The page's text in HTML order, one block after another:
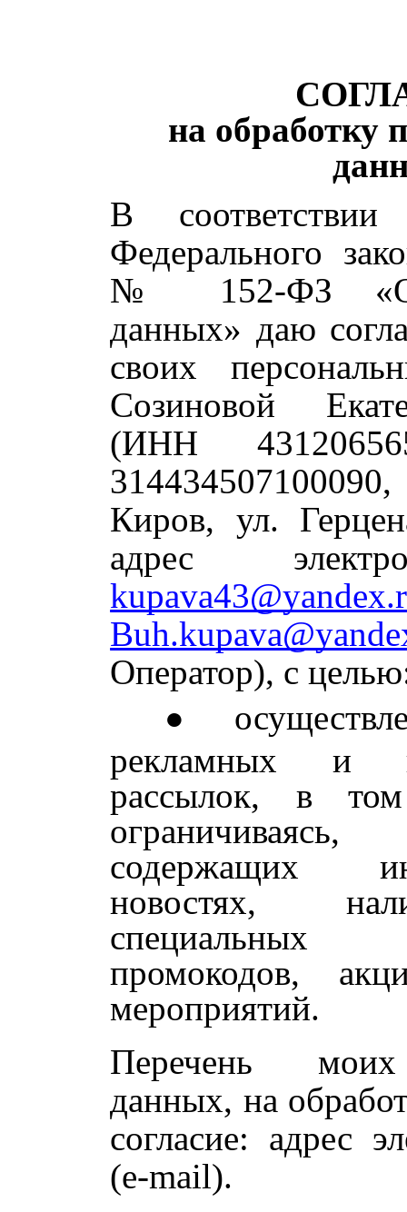
на обработку
В
Федерального
№ 152-ФЗ «О
данных» даю
своих
Созиновой
(ИНН
Киров, ул.
адрес
Оператор), с
рекламных и
рассылок, в
содержащих
новостях,
специальных
промокодов,
мероприятий.
Перечень
данных, на
согласие: адрес
(e-mail).